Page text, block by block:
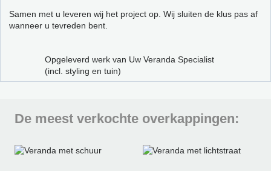
Samen met u leveren wij het project op. Wij sluiten de klus pas af
wanneer u tevreden bent.
Opgeleverd werk van Uw Veranda Specialist
(incl. styling en tuin)
De meest verkochte overkappingen: